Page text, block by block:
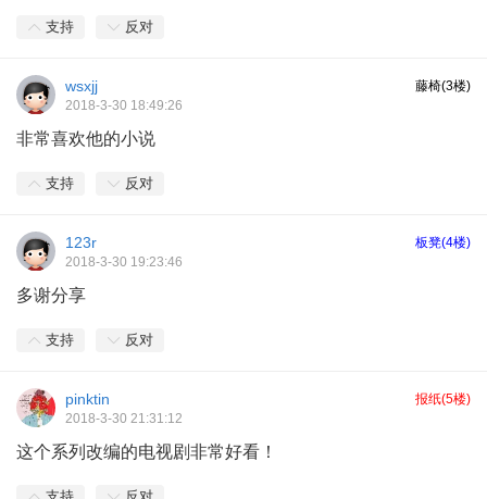
支持 反对
藤椅(3楼)
wsxjj
2018-3-30 18:49:26
非常喜欢他的小说
支持 反对
板凳(4楼)
123r
2018-3-30 19:23:46
多谢分享
支持 反对
报纸(5楼)
pinktin
2018-3-30 21:31:12
这个系列改编的电视剧非常好看！